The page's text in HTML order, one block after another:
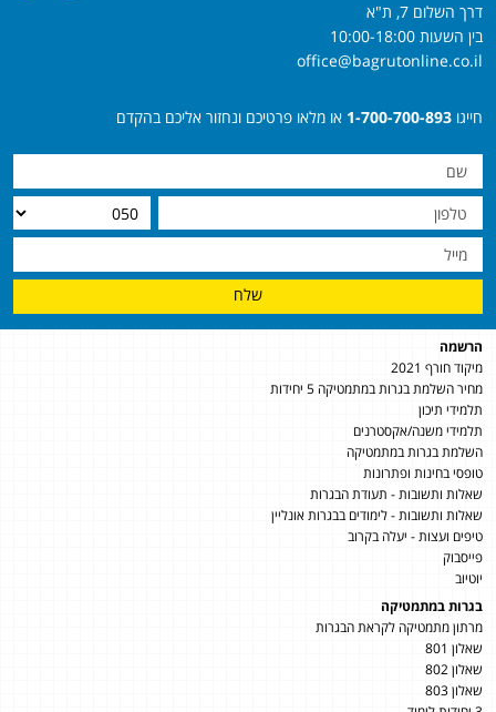
דרך השלום 7, ת"א
בין השעות 10:00-18:00
office@bagrutonline.co.il
חייגו 1-700-700-893 או מלאו פרטיכם ונחזור אליכם בהקדם
שלח
הרשמה
מיקוד חורף 2021
מחיר השלמת בגרות במתמטיקה 5 יחידות
תלמידי תיכון
תלמידי משנה/אקסטרנים
השלמת בגרות במתמטיקה
טופסי בחינות ופתרונות
שאלות ותשובות - תעודת הבגרות
שאלות ותשובות - לימודים בבגרות אונליין
טיפים ועצות - יעלה בקרוב
פייסבוק
יוטיוב
בגרות במתמטיקה
מרתון מתמטיקה לקראת הבגרות
שאלון 801
שאלון 802
שאלון 803